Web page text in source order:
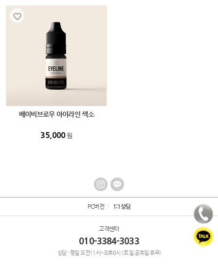
베이비브로우 아이라인 색소
35,000원
PC버전 1:1상담
고객센터
010-3384-3033
상담 : 평일 오전11시~오후6시 (토.일.공휴일 휴무)